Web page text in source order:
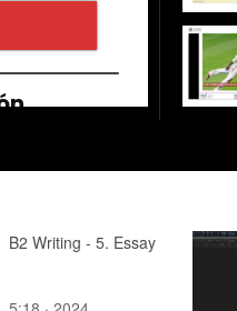
B2 Writing - 5. Essay